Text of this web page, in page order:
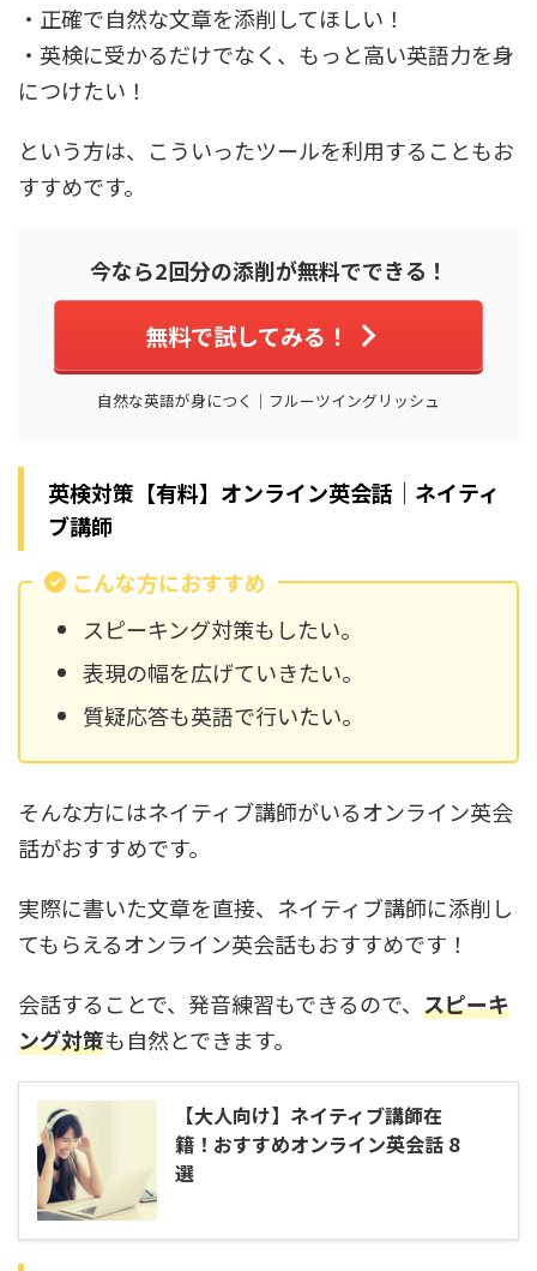
・正確で自然な文章を添削してほしい！
・英検に受かるだけでなく、もっと高い英語力を身
につけたい！
という方は、こういったツールを利用することもお
すすめです。
今なら2回分の添削が無料でできる！
無料で試してみる！
自然な英語が身につく｜フルーツイングリッシュ
英検対策【有料】オンライン英会話｜ネイティ
ブ講師
こんな方におすすめ
スピーキング対策もしたい。
表現の幅を広げていきたい。
質疑応答も英語で行いたい。
そんな方にはネイティブ講師がいるオンライン英会
話がおすすめです。
実際に書いた文章を直接、ネイティブ講師に添削し
てもらえるオンライン英会話もおすすめです！
会話することで、発音練習もできるので、 スピーキ
ング対策も自然とできます。
【大人向け】ネイティブ講師在
籍！おすすめオンライン英会話 8
選